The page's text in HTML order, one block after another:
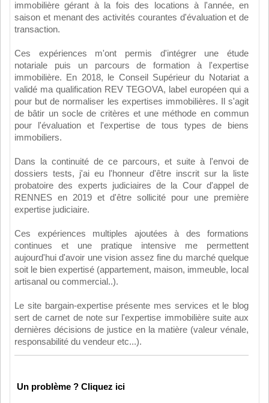
immobilière gérant à la fois des locations à l'année, en
saison et menant des activités courantes d'évaluation et de
transaction.
Ces expériences m'ont permis d'intégrer une étude
notariale puis un parcours de formation à l'expertise
immobilière. En 2018, le Conseil Supérieur du Notariat a
validé ma qualification REV TEGOVA, label européen qui a
pour but de normaliser les expertises immobilières. Il s'agit
de bâtir un socle de critères et une méthode en commun
pour l'évaluation et l'expertise de tous types de biens
immobiliers.
Dans la continuité de ce parcours, et suite à l'envoi de
dossiers tests, j'ai eu l'honneur d'être inscrit sur la liste
probatoire des experts judiciaires de la Cour d'appel de
RENNES en 2019 et d'être sollicité pour une première
expertise judiciaire.
Ces expériences multiples ajoutées à des formations
continues et une pratique intensive me permettent
aujourd'hui d'avoir une vision assez fine du marché quelque
soit le bien expertisé (appartement, maison, immeuble, local
artisanal ou commercial..).
Le site bargain-expertise présente mes services et le blog
sert de carnet de note sur l'expertise immobilière suite aux
dernières décisions de justice en la matière (valeur vénale,
responsabilité du vendeur etc...).
Un problème ? Cliquez ici